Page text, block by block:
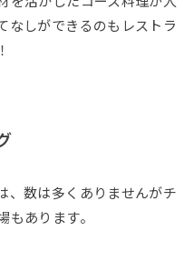
なしができるのもレストラ
、数は多くありませんがチ
もあります。